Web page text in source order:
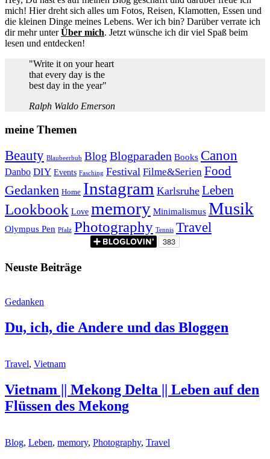
mich! Hier dreht sich alles um Fotos, Reisen, Klamotten, Essen und
die kleinen Dinge meines Lebens. Wer ich bin? Darüber verrate ich
dir mehr unterÜber mich. Jetzt wünsche ich dir viel Spaß beim
lesen und entdecken!
"Write it on your heart
that every day is the
best day in the year"
Ralph Waldo Emerson
meine Themen
Beauty Blaubeerbub Blog Blogparaden Books Canon
Danbo DIY Events Fasching Festival Filme&Serien Food
Gedanken Home Instagram Karlsruhe Leben
Lookbook Love memory Minimalismus Musik
Olympus Pen Pfalz Photography Tennis Travel
Neuste Beiträge
Gedanken
Du, ich, die Andere und das Bloggen
Travel, Vietnam
Vietnam || Mekong Delta || Leben auf den
Flüssen des Mekong
Blog, Leben, memory, Photography, Travel